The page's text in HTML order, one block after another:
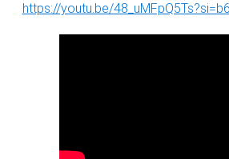
https://youtu.be/